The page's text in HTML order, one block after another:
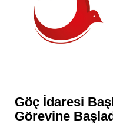
Göç İdaresi
Görevine